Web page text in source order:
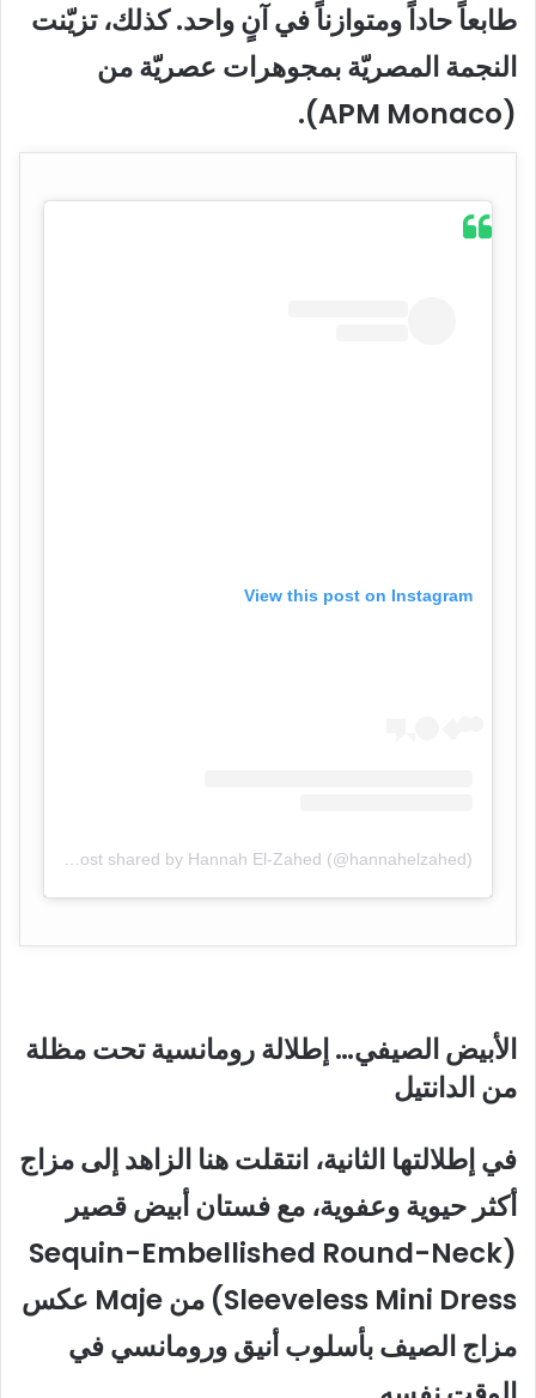
طابعاً حاداً ومتوازناً في آنٍ واحد. كذلك، تزيّنت
النجمة المصريّة بمجوهرات عصريّة من
(APM Monaco).
View this post on Instagram
الأبيض الصيفي… إطلالة رومانسية تحت مظلة
من الدانتيل
في إطلالتها الثانية، انتقلت هنا الزاهد إلى مزاج
أكثر حيوية وعفوية، مع فستان أبيض قصير
(Sequin-Embellished Round-Neck
Sleeveless Mini Dress) من Maje عكس
مزاج الصيف بأسلوب أنيق ورومانسي في